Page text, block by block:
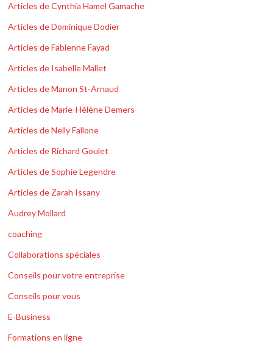
Articles de Cynthia Hamel Gamache
Articles de Dominique Dodier
Articles de Fabienne Fayad
Articles de Isabelle Mallet
Articles de Manon St-Arnaud
Articles de Marie-Hélène Demers
Articles de Nelly Fallone
Articles de Richard Goulet
Articles de Sophie Legendre
Articles de Zarah Issany
Audrey Mollard
coaching
Collaborations spéciales
Conseils pour votre entreprise
Conseils pour vous
E-Business
Formations en ligne